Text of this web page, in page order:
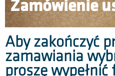
Zamówienie
Aby zakończyć
zamawiania
proszę